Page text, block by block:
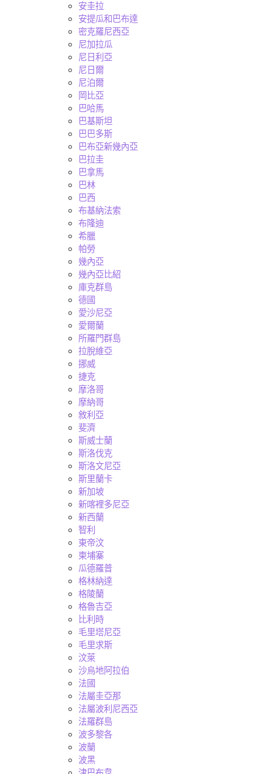
安圭拉
安提瓜和巴布達
密克羅尼西亞
尼加拉瓜
尼日利亞
尼日爾
尼泊爾
岡比亞
巴哈馬
巴基斯坦
巴巴多斯
巴布亞新幾內亞
巴拉圭
巴拿馬
巴林
巴西
布基納法索
布隆迪
希臘
帕勞
幾內亞
幾內亞比紹
庫克群島
德國
愛沙尼亞
愛爾蘭
所羅門群島
拉脫維亞
挪威
捷克
摩洛哥
摩納哥
敘利亞
斐濟
斯威士蘭
斯洛伐克
斯洛文尼亞
斯里蘭卡
新加坡
新喀裡多尼亞
新西蘭
智利
東帝汶
柬埔寨
瓜德羅普
格林納達
格陵蘭
格魯吉亞
比利時
毛里塔尼亞
毛里求斯
汶萊
沙烏地阿拉伯
法國
法屬圭亞那
法屬波利尼西亞
法羅群島
波多黎各
波蘭
波黑